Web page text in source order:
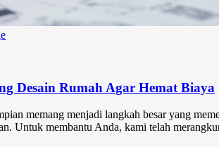
Desain Rumah Agar Hemat Biaya
memang menjadi langkah besar yang
Untuk membantu Anda, kami telah